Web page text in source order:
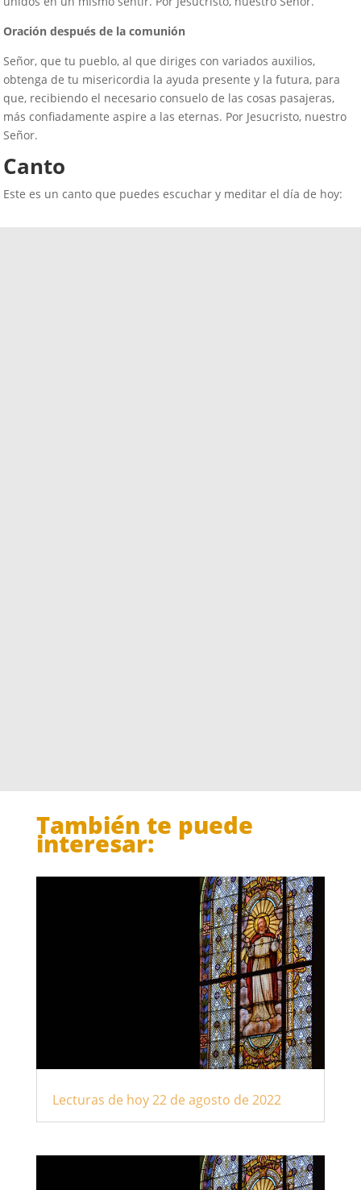
Oración después de la comunión
Señor, que tu pueblo, al que diriges con variados auxilios,
obtenga de tu misericordia la ayuda presente y la futura, para
que, recibiendo el necesario consuelo de las cosas pasajeras,
más confiadamente aspire a las eternas. Por Jesucristo, nuestro
Señor.
Canto
Este es un canto que puedes escuchar y meditar el día de hoy:
También te puede
interesar:
Lecturas de hoy 22 de agosto de 2022